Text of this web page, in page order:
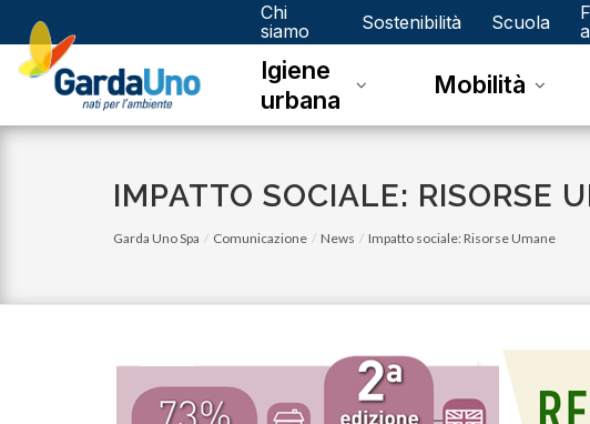
Gardauno
Spa
Chi
siamo
Sostenibilità Scuola
Igiene
urbana
Mobilità
IMPATTO SOCIALE: RISORSE
Garda Uno Spa Comunicazione News Impatto sociale: Risorse Umane